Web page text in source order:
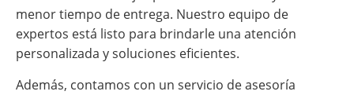
menor tiempo de entrega. Nuestro equipo de
expertos está listo para brindarle una atención
personalizada y soluciones eficientes.
Además, contamos con un servicio de asesoría